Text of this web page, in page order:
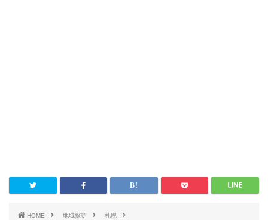
HOME 地域探訪 札幌